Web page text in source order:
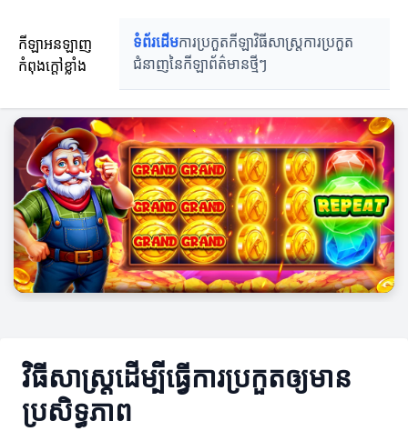
កីឡាអនឡាញ
កំពុងក្តៅខ្លាំង
ទំព័រដើមការប្រកួតកីឡាវិធីសាស្រ្តការប្រកួត
ជំនាញនៃកីឡាព័ត៌មានថ្មីៗ
វិធីសាស្ត្រដើម្បីធ្វើការប្រកួតឲ្យមាន
ប្រសិទ្ធភាព